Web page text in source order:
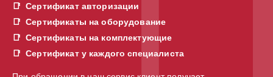
Сертификат авторизации
Сертификаты на оборудование
Сертификаты на комплектующие
Сертификат у каждого специалиста